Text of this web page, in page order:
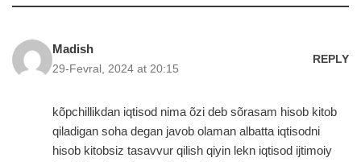
Madish
29-Fevral, 2024 at 20:15
REPLY
kõpchillikdan iqtisod nima õzi deb sõrasam hisob kitob
qiladigan soha degan javob olaman albatta iqtisodni
hisob kitobsiz tasavvur qilish qiyin lekn iqtisod ijtimoiy